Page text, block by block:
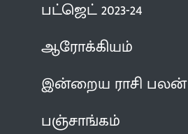
பட்ஜெட் 2023-24
ஆரோக்கியம்
இன்றைய ராசி பலன்
பஞ்சாங்கம்